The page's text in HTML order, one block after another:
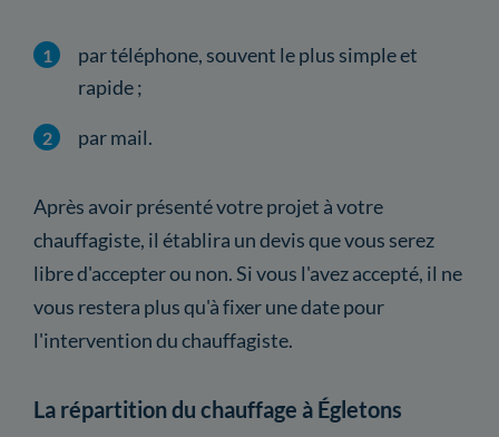
par téléphone, souvent le plus simple et
rapide ;
par mail.
Après avoir présenté votre projet à votre
chauffagiste, il établira un devis que vous serez
libre d'accepter ou non. Si vous l'avez accepté, il ne
vous restera plus qu'à fixer une date pour
l'intervention du chauffagiste.
La répartition du chauffage à Égletons